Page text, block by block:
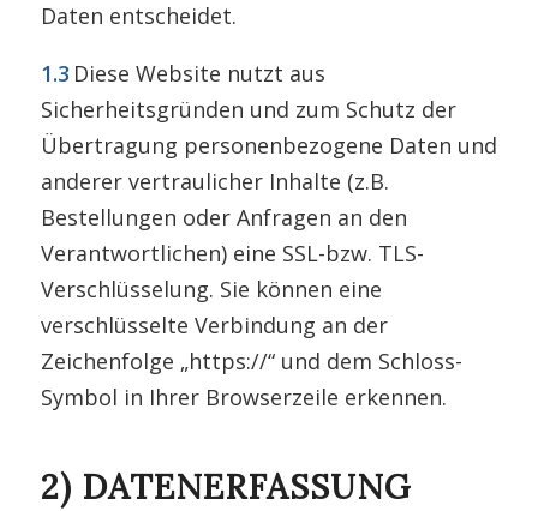
Daten entscheidet.
1.3 Diese Website nutzt aus
Sicherheitsgründen und zum Schutz der
Übertragung personenbezogene Daten und
anderer vertraulicher Inhalte (z.B.
Bestellungen oder Anfragen an den
Verantwortlichen) eine SSL-bzw. TLS-
Verschlüsselung. Sie können eine
verschlüsselte Verbindung an der
Zeichenfolge „https://“ und dem Schloss-
Symbol in Ihrer Browserzeile erkennen.
2) DATENERFASSUNG